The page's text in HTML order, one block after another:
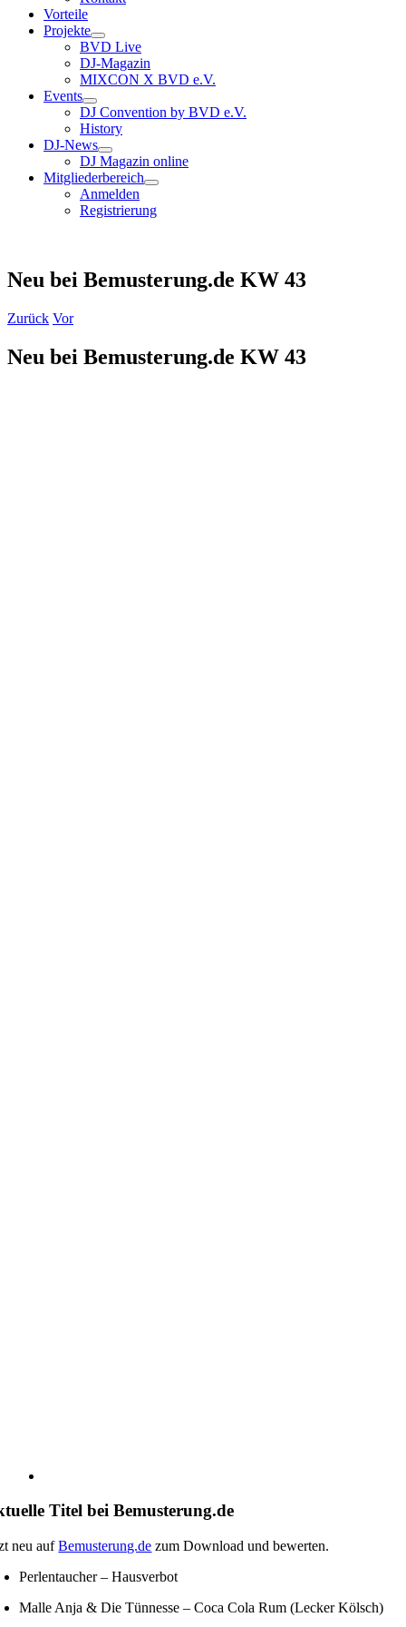
Vorteile
Projekte
BVD Live
DJ-Magazin
MIXCON X BVD e.V.
Events
DJ Convention by BVD e.V.
History
DJ-News
DJ Magazin online
Mitgliederbereich
Anmelden
Registrierung
Neu bei Bemusterung.de KW 43
Zurück Vor
Neu bei Bemusterung.de KW 43
Titel bei Bemusterung.de
neu aufBemusterung.de zum Download und bewerten.
Perlentaucher – Hausverbot
Malle Anja & Die Tünnesse – Coca Cola Rum (Lecker Kölsch)